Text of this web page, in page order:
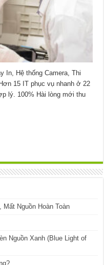
In, Hệ thống Camera, Thi
15 IT phục vụ nhanh ở 22
lý. 100% Hài lòng mới thu
Nguồn Hoàn Toàn
Nguồn Xanh (Blue Light of